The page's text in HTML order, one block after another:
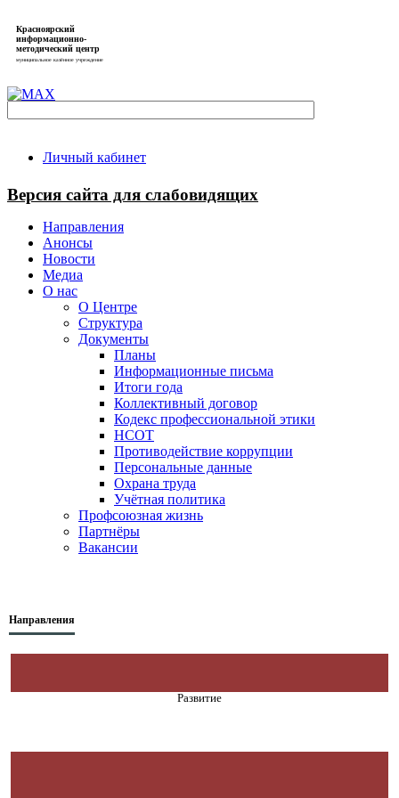
Красноярский
информационно-
методический центр
муниципальное казённое учреждение
Личный кабинет
Версия сайта для слабовидящих
Направления
Анонсы
Новости
Медиа
О нас
О Центре
Структура
Документы
Планы
Информационные письма
Итоги года
Коллективный договор
Кодекс профессиональной этики
НСОТ
Противодействие коррупции
Персональные данные
Охрана труда
Учётная политика
Профсоюзная жизнь
Партнёры
Вакансии
Направления
Развитие